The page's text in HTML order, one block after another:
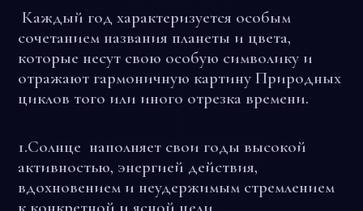
Каждый год характеризуется особым
сочетанием названия планеты и цвета,
которые несут свою особую символику и
отражают гармоничную картину Природных
циклов того или иного отрезка времени.
1.Солнце наполняет свои годы высокой
активностью, энергией действия,
вдохновением и неудержимым стремлением